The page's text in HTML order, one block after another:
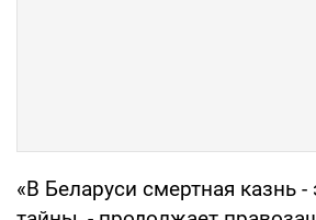
«В Беларуси смертная казнь